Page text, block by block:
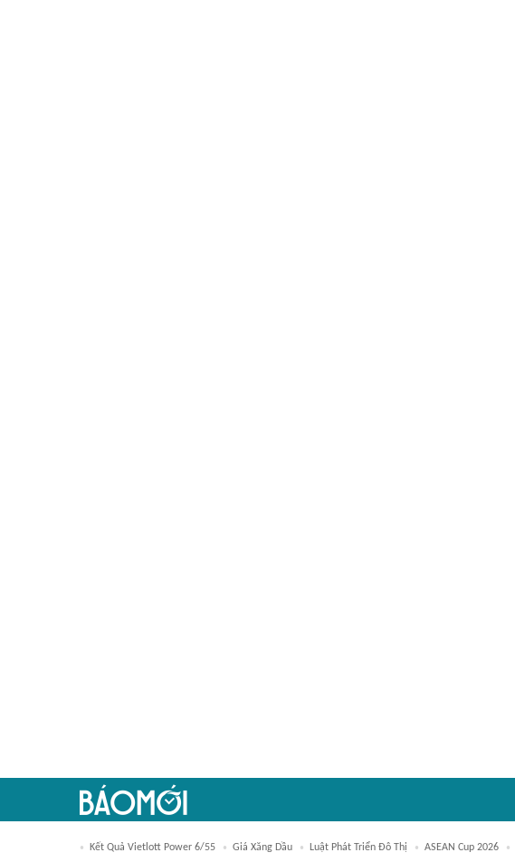
Kết Quả Vietlott Power 6/55 Giá Xăng Dầu Luật Phát Triển Đô Thị ASEAN Cup 2026